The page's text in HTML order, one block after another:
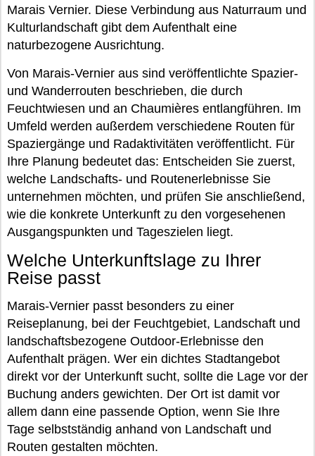
Marais Vernier. Diese Verbindung aus Naturraum und
Kulturlandschaft gibt dem Aufenthalt eine
naturbezogene Ausrichtung.
Von Marais-Vernier aus sind veröffentlichte Spazier-
und Wanderrouten beschrieben, die durch
Feuchtwiesen und an Chaumières entlangführen. Im
Umfeld werden außerdem verschiedene Routen für
Spaziergänge und Radaktivitäten veröffentlicht. Für
Ihre Planung bedeutet das: Entscheiden Sie zuerst,
welche Landschafts- und Routenerlebnisse Sie
unternehmen möchten, und prüfen Sie anschließend,
wie die konkrete Unterkunft zu den vorgesehenen
Ausgangspunkten und Tageszielen liegt.
Welche Unterkunftslage zu Ihrer
Reise passt
Marais-Vernier passt besonders zu einer
Reiseplanung, bei der Feuchtgebiet, Landschaft und
landschaftsbezogene Outdoor-Erlebnisse den
Aufenthalt prägen. Wer ein dichtes Stadtangebot
direkt vor der Unterkunft sucht, sollte die Lage vor der
Buchung anders gewichten. Der Ort ist damit vor
allem dann eine passende Option, wenn Sie Ihre
Tage selbstständig anhand von Landschaft und
Routen gestalten möchten.